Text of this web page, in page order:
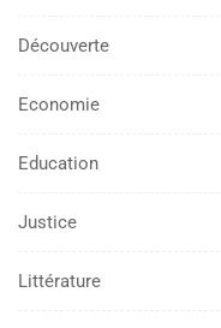
Découverte
Economie
Education
Justice
Littérature